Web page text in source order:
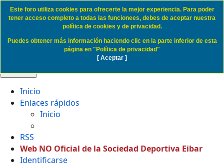
Politica de Cookies SD Eibar
Inicio
Enlaces rápidos
Inicio
RSS
Web NO Oficial de la Sociedad Deportiva Eibar
Identificarse
Este foro utiliza cookies para ofrecerte la mejor experiencia. Para poder
tener acceso completo a todas las funcionees, debes de aceptar nuestra
política de cookies y de privacidad.
Puedes obtener más información haciendo clic en la parte inferior de esta
página en "Política de privacidad"
[ Aceptar ]